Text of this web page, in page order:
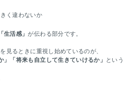
く違わないか
生活感」が伝わる部分です。
見るときに重視し始めているのが、
」「将来も自立して生きていけるか」 という